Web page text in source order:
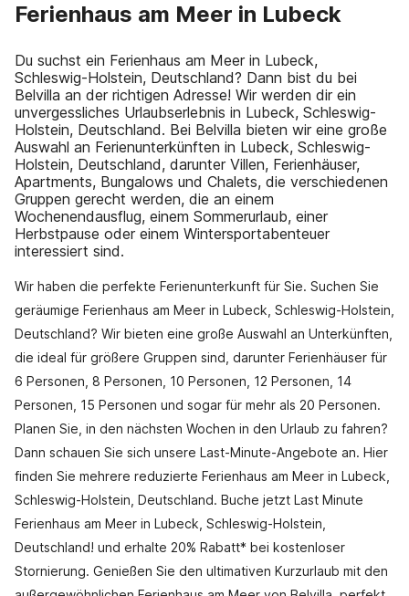
Ferienhaus am Meer in Lubeck
Du suchst ein Ferienhaus am Meer in Lubeck,
Schleswig-Holstein, Deutschland? Dann bist du bei
Belvilla an der richtigen Adresse! Wir werden dir ein
unvergessliches Urlaubserlebnis in Lubeck, Schleswig-
Holstein, Deutschland. Bei Belvilla bieten wir eine große
Auswahl an Ferienunterkünften in Lubeck, Schleswig-
Holstein, Deutschland, darunter Villen, Ferienhäuser,
Apartments, Bungalows und Chalets, die verschiedenen
Gruppen gerecht werden, die an einem
Wochenendausflug, einem Sommerurlaub, einer
Herbstpause oder einem Wintersportabenteuer
interessiert sind.
Wir haben die perfekte Ferienunterkunft für Sie. Suchen Sie
geräumige Ferienhaus am Meer in Lubeck, Schleswig-Holstein,
Deutschland? Wir bieten eine große Auswahl an Unterkünften,
die ideal für größere Gruppen sind, darunter Ferienhäuser für
6 Personen, 8 Personen, 10 Personen, 12 Personen, 14
Personen, 15 Personen und sogar für mehr als 20 Personen.
Planen Sie, in den nächsten Wochen in den Urlaub zu fahren?
Dann schauen Sie sich unsere Last-Minute-Angebote an. Hier
finden Sie mehrere reduzierte Ferienhaus am Meer in Lubeck,
Schleswig-Holstein, Deutschland. Buche jetzt Last Minute
Ferienhaus am Meer in Lubeck, Schleswig-Holstein,
Deutschland! und erhalte 20% Rabatt* bei kostenloser
Stornierung. Genießen Sie den ultimativen Kurzurlaub mit den